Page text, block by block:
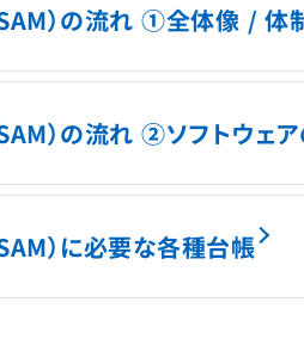
SAM）の流れ ①全体像 / 体
）の流れ ②ソフトウェ
）に必要な各種台帳